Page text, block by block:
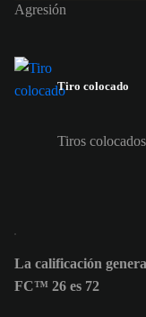
Agresión
Tiro colocado
Tiros
La calificación
FC™ 26 es 72